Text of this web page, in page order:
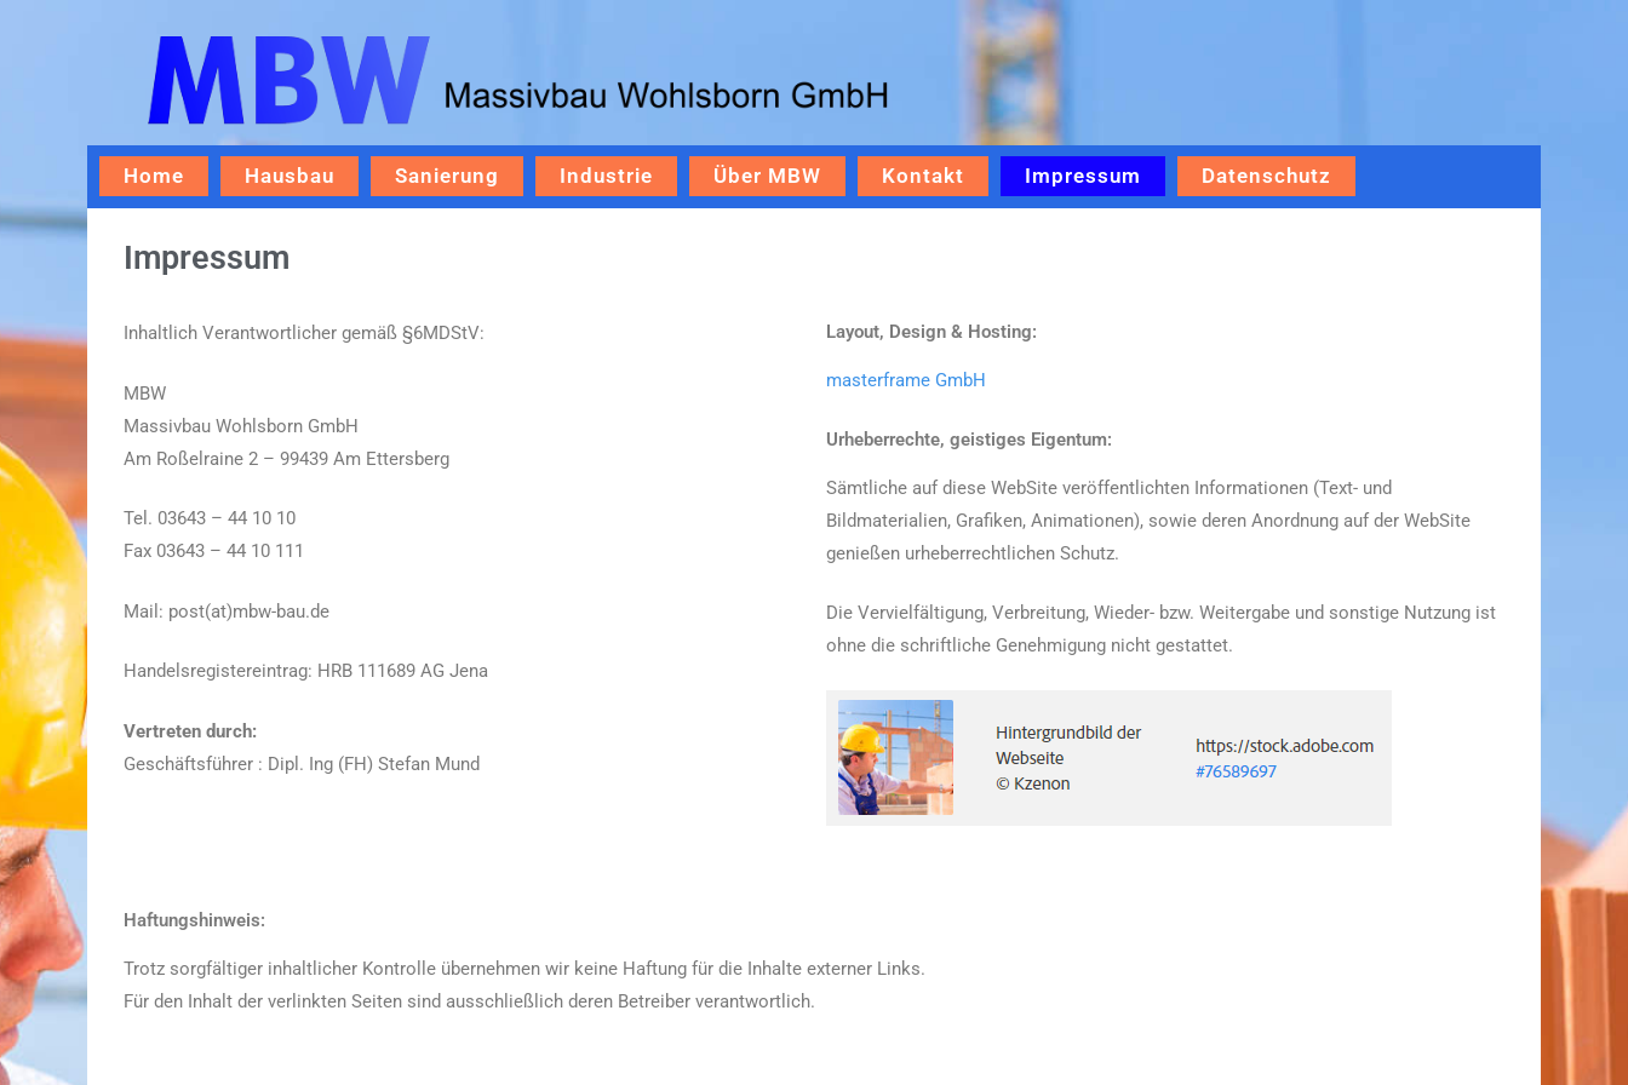
MBW Bau Wohlsborn
Hausbau, Industriebau und Sanierungen in Thüringen
Home Hausbau Sanierung Industrie Über MBW Kontakt Impressum Datenschutz
Impressum
Inhaltlich Verantwortlicher gemäß §6MDStV:
MBW
Massivbau Wohlsborn GmbH
Am Roßelraine 2 – 99439 Am Ettersberg
Tel. 03643 – 44 10 10
Fax 03643 – 44 10 111
Mail: post(at)mbw-bau.de
Handelsregistereintrag: HRB 111689 AG Jena
Vertreten durch:
Geschäftsführer : Dipl. Ing (FH) Stefan Mund
Layout, Design & Hosting:
masterframe GmbH
Urheberrechte, geistiges Eigentum:
Sämtliche auf diese WebSite veröffentlichten Informationen (Text- und
Bildmaterialien, Grafiken, Animationen), sowie deren Anordnung auf der WebSite
genießen urheberrechtlichen Schutz.
Die Vervielfältigung, Verbreitung, Wieder- bzw. Weitergabe und sonstige Nutzung ist
ohne die schriftliche Genehmigung nicht gestattet.
Haftungshinweis:
Trotz sorgfältiger inhaltlicher Kontrolle übernehmen wir keine Haftung für die Inhalte externer Links.
Für den Inhalt der verlinkten Seiten sind ausschließlich deren Betreiber verantwortlich.